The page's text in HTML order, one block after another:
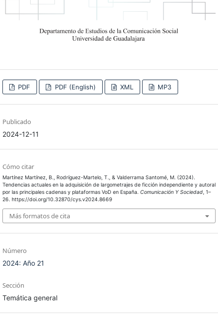
PDF PDF (English) XML MP3
Publicado
2024-12-11
Cómo citar
Martínez Martínez, B., Rodríguez-Martelo, T., & Valderrama Santomé, M. (2024).
Tendencias actuales en la adquisición de largometrajes de ficción independiente y autoral
por las principales cadenas y plataformas VoD en España. Comunicación Y Sociedad, 1–
26. https://doi.org/10.32870/cys.v2024.8669
Más formatos de cita
Número
2024: Año 21
Sección
Temática general